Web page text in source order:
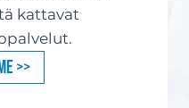
kattavat
>>